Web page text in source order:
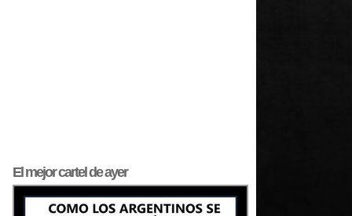
El mejorcartel de ayer